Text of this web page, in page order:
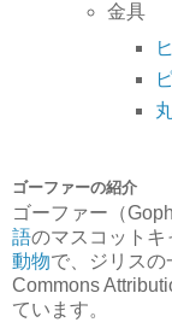
金具
ゴーファーの紹介
ゴーファー（
語のマスコットキ
動物で、ジリス
Commons
ています。